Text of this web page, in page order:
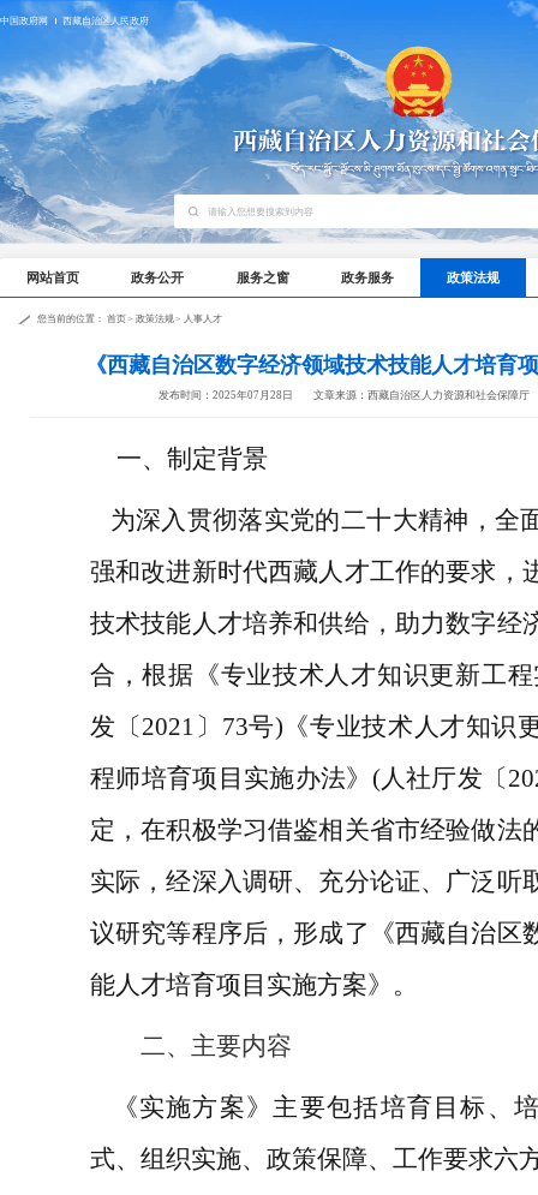
中国政府网 西藏自治区人民政府
网站首页 政务公开 服务之窗 政务服务 政策法规
您当前的位置： 首页> 政策法规 > 人事人才
《西藏自治区数字经济领域技术技能人才培育
发布时间：2025年07月28日 文章来源：西藏自治区人力资源和社会保障厅
一、制定背景
为深入贯彻落实党的二十大精神，全
强和改进新时代西藏人才工作的要求，
技术技能人才培养和供给， 助力数字经
合，根据《专业技术人才知识更新工
发〔2021〕73号)《专业技术人才知识
程师培育项目实施办法》(人社厅发〔
定，在积极学习借鉴相关省市经验做法
实际，经深入调研、充分论证、广泛听
议研究等程序后 ， 形成了 《西藏自治区
能人才培育项目实施方案》。
二、 主要内容
《实施方案》主要包括培育目标、
式、 组织实施、 政策保障、 工作要求六